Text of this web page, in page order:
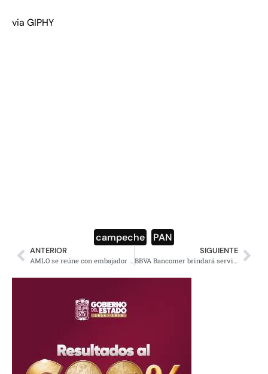
via GIPHY
campeche PAN
ANTERIOR
AMLO se reúne con embajador de China en México
SIGUIENTE
BBVA Bancomer brindará servicio a clientes por WhatsApp